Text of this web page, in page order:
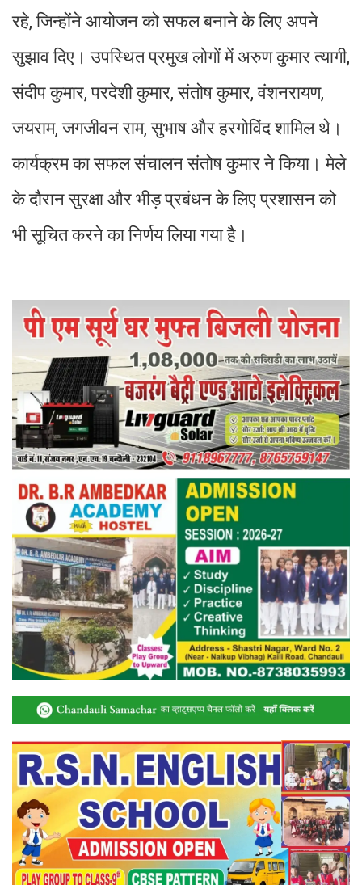
रहे, जिन्होंने आयोजन को सफल बनाने के लिए अपने
सुझाव दिए। उपस्थित प्रमुख लोगों में अरुण कुमार त्यागी,
संदीप कुमार, परदेशी कुमार, संतोष कुमार, वंशनरायण,
जयराम, जगजीवन राम, सुभाष और हरगोविंद शामिल थे।
कार्यक्रम का सफल संचालन संतोष कुमार ने किया। मेले
के दौरान सुरक्षा और भीड़ प्रबंधन के लिए प्रशासन को
भी सूचित करने का निर्णय लिया गया है।